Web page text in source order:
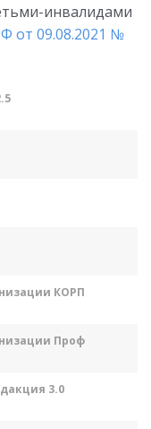
инвалидами
от 09.08.2021 №
КОРП
Проф
3.0